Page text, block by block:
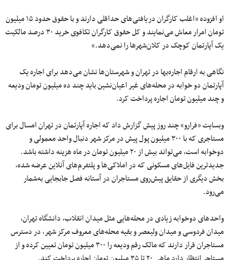
او افزوده «اغلب کارگران دریافتی‌های حداقلی دارند و با حقوق حدود ۱۵ میلیون
تومان امرار معاش می‌نمایند و کل حقوق کارگران تکافوی خرید ۳۰ درصد مالکیت
یک آپارتمان کوچک در کلان‌شهرها را نمی‌دهد.»
نگاهی به ارقام اجاره‌بها در تهران و شهرستان‌ها نشان می‌دهد برای اجاره یک
آپارتمان دو خوابه در محله‌های غیر اعیان‌نشین باید چند ده میلیون تومان ودیعه
و چند میلیون تومان اجاره پرداخت کرد.
وبسایت «فرارو» چند روز پیش گزارش داد که اجاره آپارتمان در تهران امسال برای
مستاجری که با ۳۰۰ میلیون پول پیش در مرکز شهر دنبال واحد معمولی و
دوخوابه است، می‌تواند بیش از ۲۰ میلیون تومان در ماه هزینه داشته باشد.
جدید‌ترین فایل‌های مسکونی که در املاکی‌ها و پلتفرم‌های آنلاین عرضه شده،
بخش دیگری از حقایق پیش‌روی مستاجران در آستانه فصل جابجایی به‌شمار
می‌رود.
واحد‌های دوخوابه زیادی در محله‌هایی مثل میدان انقلاب، دانشگاه تهران،
میدان فردوسی و میدان ولیعصر و بقیه محله‌های معروف مرکز شهر، در دسترس
مستاجران قرار دارند که مالک رقم ودیعه را ۳۰۰ میلیون تومان تعیین کرده و از